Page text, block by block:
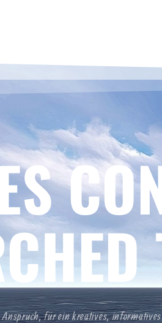
Anspruch, für ein kreatives,